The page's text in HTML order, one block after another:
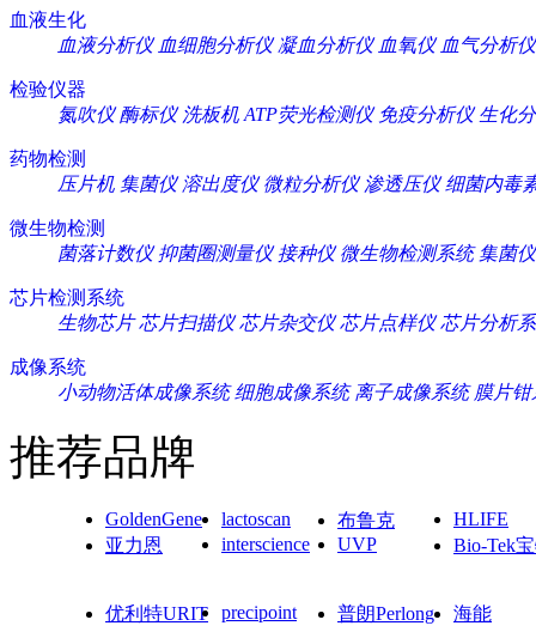
血液生化
血液分析仪 血细胞分析仪 凝血分析仪 血氧仪 血气分析仪
检验仪器
氮吹仪 酶标仪 洗板机 ATP荧光检测仪 免疫分析仪 生化
药物检测
压片机 集菌仪 溶出度仪 微粒分析仪 渗透压仪 细菌内毒
微生物检测
菌落计数仪 抑菌圈测量仪 接种仪 微生物检测系统 集菌仪
芯片检测系统
生物芯片 芯片扫描仪 芯片杂交仪 芯片点样仪 芯片分析
成像系统
小动物活体成像系统 细胞成像系统 离子成像系统 膜片钳
推荐品牌
GoldenGene lactoscan 布鲁克
HLIFE
亚力恩
interscience UVP Bio-Tek
优利特URIT precipoint 普朗Perlong 海能